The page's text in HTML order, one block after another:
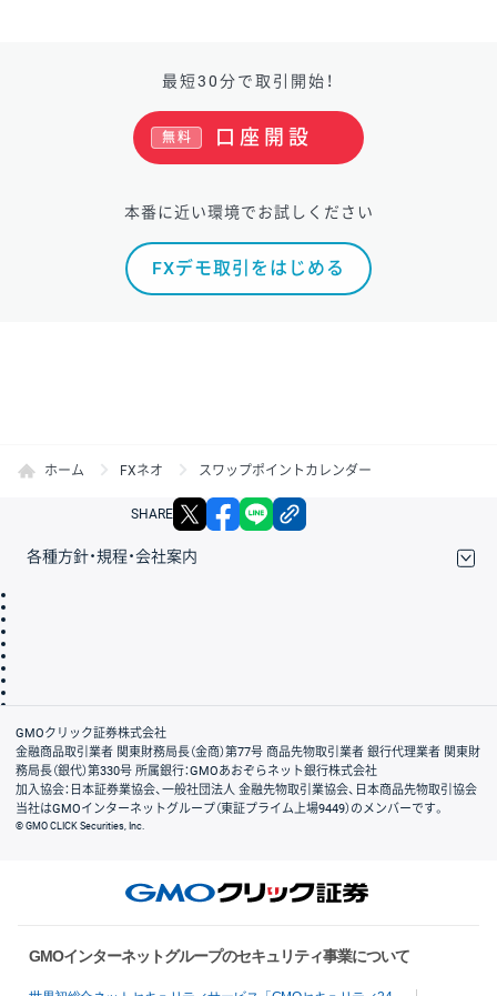
最短30分で取引開始！
口座開設
無料
本番に近い環境でお試しください
FXデモ取引をはじめる
ホーム FXネオ スワップポイントカレンダー
SHARE X facebook
各種方針・規程・会社案内
会社案内
GMOクリック証券株式会社
金融商品取引業者 関東財務局長（金商）第77号 商品先物取引業者 銀行代理業者 関東財
務局長（銀代）第330号 所属銀行：GMOあおぞらネット銀行株式会社
加入協会：日本証券業協会、一般社団法人 金融先物取引業協会、日本商品先物取引協会
当社はGMOインターネットグループ（東証プライム上場9449）のメンバーです。
© GMO CLICK Securities, Inc.
GMOインターネットグループのセキュリティ事業について